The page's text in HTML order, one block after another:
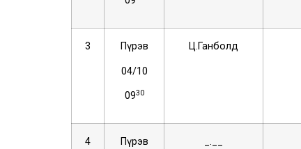
3 Пүрэв
04/10
0930
Ц.Ганболд
4 Пүрэв _.__